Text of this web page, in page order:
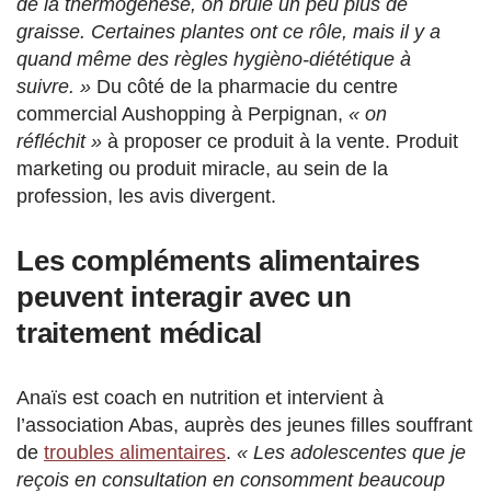
de la thermogenèse, on brûle un peu plus de
graisse. Certaines plantes ont ce rôle, mais il y a
quand même des règles hygièno-diététique à
suivre. » Du côté de la pharmacie du centre
commercial Aushopping à Perpignan, « on
réfléchit » à proposer ce produit à la vente. Produit
marketing ou produit miracle, au sein de la
profession, les avis divergent.
Les compléments alimentaires
peuvent interagir avec un
traitement médical
Anaïs est coach en nutrition et intervient à
l’association Abas, auprès des jeunes filles souffrant
de troubles alimentaires. « Les adolescentes que je
reçois en consultation en consomment beaucoup